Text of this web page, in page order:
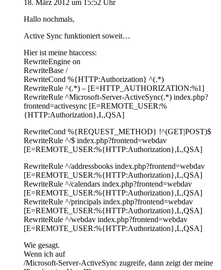
18. März 2012 um 15:52 Uhr
Hallo nochmals,
Active Sync funktioniert soweit…
Hier ist meine htaccess:
RewriteEngine on
RewriteBase /
RewriteCond %{HTTP:Authorization} ^(.*)
RewriteRule ^(.*) – [E=HTTP_AUTHORIZATION:%1]
RewriteRule ^Microsoft-Server-ActiveSync(.*) index.php?
frontend=activesync [E=REMOTE_USER:%
{HTTP:Authorization},L,QSA]
RewriteCond %{REQUEST_METHOD} !^(GET|POST)$
RewriteRule ^/$ index.php?frontend=webdav
[E=REMOTE_USER:%{HTTP:Authorization},L,QSA]
RewriteRule ^/addressbooks index.php?frontend=webdav
[E=REMOTE_USER:%{HTTP:Authorization},L,QSA]
RewriteRule ^/calendars index.php?frontend=webdav
[E=REMOTE_USER:%{HTTP:Authorization},L,QSA]
RewriteRule ^/principals index.php?frontend=webdav
[E=REMOTE_USER:%{HTTP:Authorization},L,QSA]
RewriteRule ^/webdav index.php?frontend=webdav
[E=REMOTE_USER:%{HTTP:Authorization},L,QSA]
Wie gesagt.
Wenn ich auf
/Microsoft-Server-ActiveSync zugreife, dann zeigt der meine